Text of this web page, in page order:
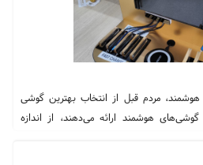
هوشمند، مردم قبل از انتخاب بهترین گوشی
هوشمند ارائه می‌دهند، از اندازه